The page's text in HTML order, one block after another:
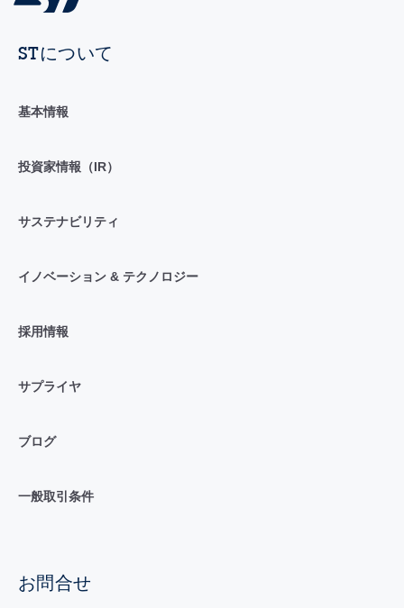
STについて
基本情報
投資家情報（IR）
サステナビリティ
イノベーション & テクノロジー
採用情報
サプライヤ
ブログ
一般取引条件
お問合せ